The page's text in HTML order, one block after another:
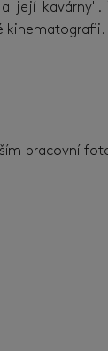
její
kinematografii.
pracovní